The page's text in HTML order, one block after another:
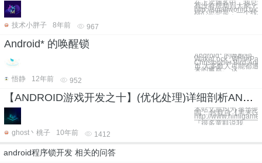
在上次博客中，我总
有没有帮助到大家？
http://
核心思想是：一个线
技术小胖子
8年前 967
Android* 的唤醒锁
Android* 的唤醒锁
Christopher Bird
市 大多数人可能都遭
来的尴尬。 这
悟静
12年前 952
【ANDROID游戏开发之十】(优化处理)详细剖析ANDROID TRACEVIEW效率检视工具,分析程序运行速度！并讲解两种创建SDCARD方式！
本站文章均为 李华明
明： 转载自【黑米
http://
『很多童鞋说我
ghost丶桃子
10年前 1412
android程序锁开发 相关的问答